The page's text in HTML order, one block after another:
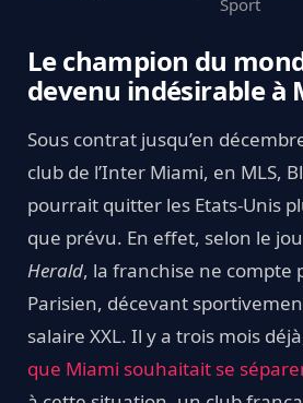
Sport
Le champion du
devenu indésirable à
Sous contrat jusqu’en
club de l’Inter Miami, en MLS,
pourrait quitter les Etats-Unis
que prévu. En effet, selon le
Herald, la franchise ne compte
Parisien, décevant
salaire XXL. Il y a trois mois
que Miami souhaitait se